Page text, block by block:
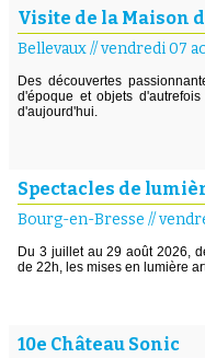
Visite de la Maison
Bellevaux//vendredi 07
Des découvertes
d'époque et objets
d'aujourd'hui.
Spectacles de
Bourg-en-Bresse //
Du 3 juillet au 29 août 2026,
de 22h, les mises en lumière
10e Château Sonic